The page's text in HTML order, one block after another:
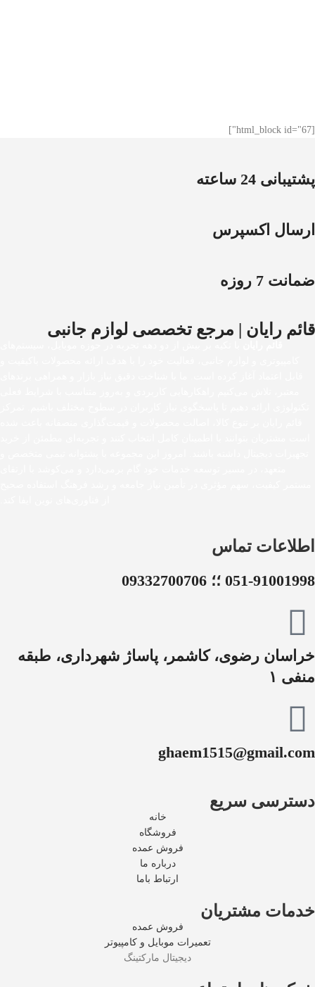
[html_block id="67"]
پشتیبانی 24 ساعته
ارسال اکسپرس
ضمانت 7 روزه
قائم رایان | مرجع تخصصی لوازم جانبی
اطلاعات تماس
051-91001998 ؛؛ 09332700706
خراسان رضوی، کاشمر، پاساژ شهرداری، طبقه
منفی ۱
ghaem1515@gmail.com
دسترسی سریع
خانه
فروشگاه
فروش عمده
درباره ما
ارتباط باما
خدمات مشتریان
فروش عمده
تعمیرات موبایل و کامپیوتر
دیجیتال مارکتینگ